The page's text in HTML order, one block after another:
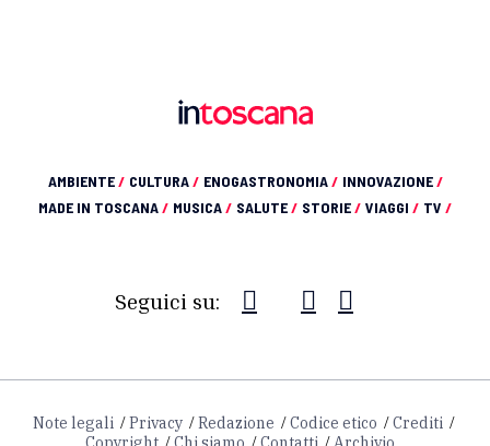
AMBIENTE/ CULTURA/ ENOGASTRONOMIA/ INNOVAZIONE/
MADE IN TOSCANA/ MUSICA/ SALUTE/ STORIE/ VIAGGI / TV /
Seguici su:
Note legali Privacy Redazione Codice etico
Crediti